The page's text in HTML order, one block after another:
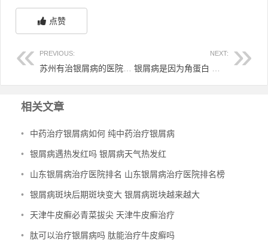
点赞
PREVIOUS: NEXT:
相关文章
• 中药治疗银屑病如何 纯中药治疗银屑病
• 银屑病遇热发红吗 银屑病天气热发红
• 山东银屑病治疗医院排名 山东银屑病治疗医院排名榜
• 银屑病斑块后期斑块变大 银屑病斑块越来越大
• 天津牛皮癣必青菜拔尖 天津牛皮癣治疗
• 肽可以治疗银屑病吗 肽能治疗牛皮癣吗